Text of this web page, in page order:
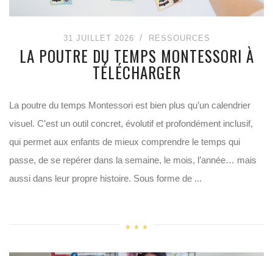
31 JUILLET 2026 RESSOURCES
LA POUTRE DU TEMPS MONTESSORI À
TÉLÉCHARGER
La poutre du temps Montessori est bien plus qu’un calendrier
visuel. C’est un outil concret, évolutif et profondément inclusif,
qui permet aux enfants de mieux comprendre le temps qui
passe, de se repérer dans la semaine, le mois, l’année… mais
aussi dans leur propre histoire. Sous forme de ...